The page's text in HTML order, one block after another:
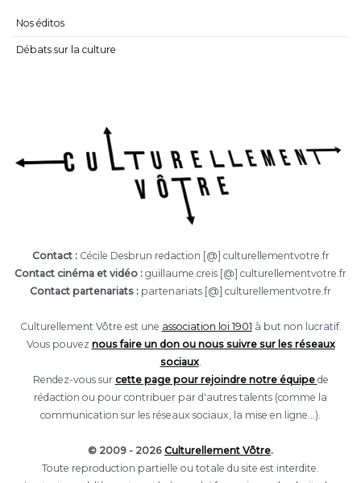
Nos éditos
Débats sur la culture
Contact :Cécile Desbrun redaction [@] culturellementvotre.fr
Contact cinéma et vidéo : guillaume.creis [@] culturellementvotre.fr
Contact partenariats : partenariats [@] culturellementvotre.fr
Culturellement Vôtre est une association loi 1901 à but non lucratif.
Vous pouvez nous faire un don ou nous suivre sur les réseaux
sociaux.
Rendez-vous sur cette page pour rejoindre notre équipe de
rédaction ou pour contribuer par d'autres talents (comme la
communication sur les réseaux sociaux, la mise en ligne...).
© 2009 - 2026 Culturellement Vôtre.
Toute reproduction partielle ou totale du site est interdite.